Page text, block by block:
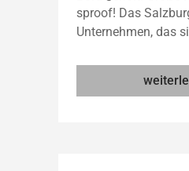
sproof! Das
Unternehmen, das